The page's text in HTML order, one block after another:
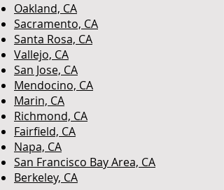
Oakland, CA
Sacramento, CA
Santa Rosa, CA
Vallejo, CA
San Jose, CA
Mendocino, CA
Marin, CA
Richmond, CA
Fairfield, CA
Napa, CA
San Francisco Bay Area, CA
Berkeley, CA